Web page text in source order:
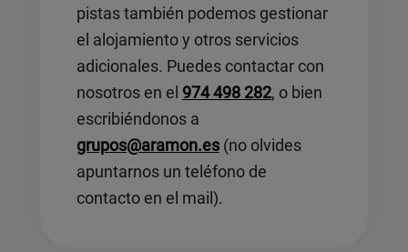
pistas también podemos gestionar
el alojamiento y otros servicios
adicionales. Puedes contactar con
nosotros en el 974 498 282, o bien
escribiéndonos a
grupos@aramon.es(no olvides
apuntarnos un teléfono de
contacto en el mail).